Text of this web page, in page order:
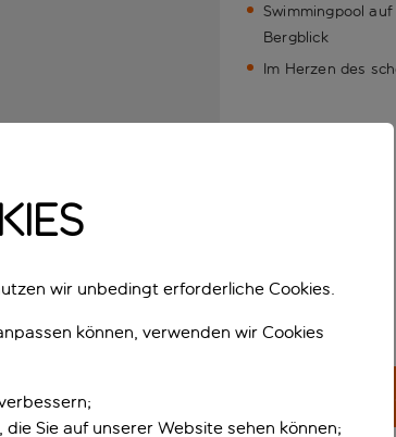
Swimmingpool
Bergblick
Im Herzen des
wir unbedingt erforderliche Cookies.
können, verwenden wir Cookies
Sie auf unserer Website sehen können;